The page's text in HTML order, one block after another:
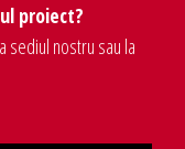
proiect?
sediul nostru sau la